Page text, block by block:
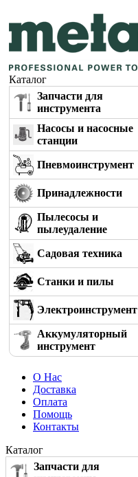
Каталог
Запчасти для
инструмента
Насосы и насосные
станции
Пневмоинструмент
Принадлежности
Пылесосы и
пылеудаление
Садовая техника
Станки и пилы
Электроинструмент
Аккумуляторный
инструмент
О Нас
Доставка
Оплата
Помощь
Контакты
Каталог
Запчасти для